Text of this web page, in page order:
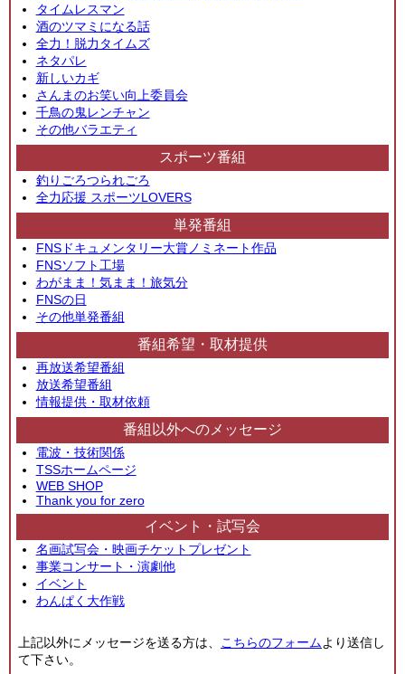
タイムレスマン
酒のツマミになる話
全力！脱力タイムズ
ネタパレ
新しいカギ
さんまのお笑い向上委員会
千鳥の鬼レンチャン
その他バラエティ
スポーツ番組
釣りごろつられごろ
全力応援 スポーツLOVERS
単発番組
FNSドキュメンタリー大賞ノミネート作品
FNSソフト工場
わがまま！気まま！旅気分
FNSの日
その他単発番組
番組希望・取材提供
再放送希望番組
放送希望番組
情報提供・取材依頼
番組以外へのメッセージ
電波・技術関係
TSSホームページ
WEB SHOP
Thank you for zero
イベント・試写会
名画試写会・映画チケットプレゼント
事業コンサート・演劇他
イベント
わんぱく大作戦
上記以外にメッセージを送る方は、 こちらのフォームより送信し
て下さい。